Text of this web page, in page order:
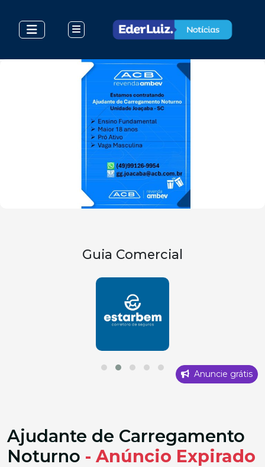
Guia Comercial
Anuncie grátis
Ajudante de Carregamento
Noturno - Anúncio Expirado